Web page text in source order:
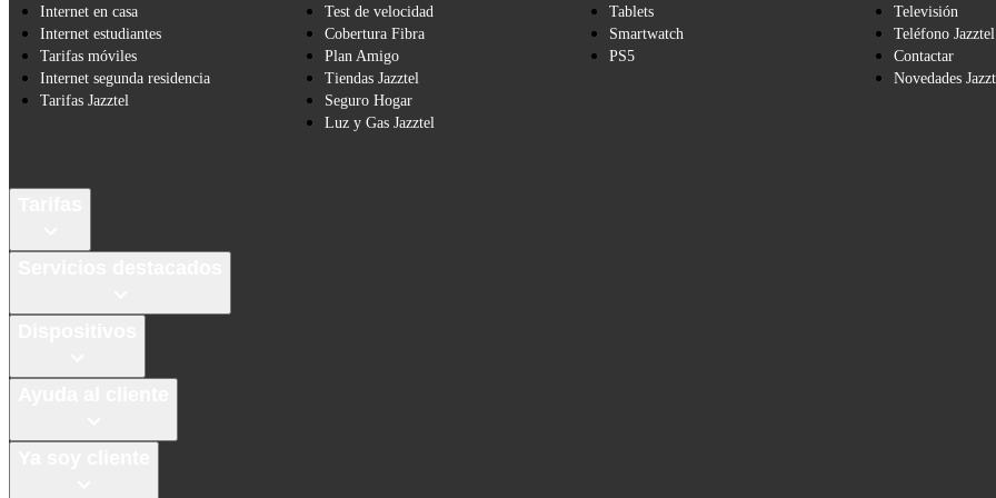
Internet en casa
Internet estudiantes
Tarifas móviles
Internet segunda residencia
Tarifas Jazztel
Test de velocidad
Cobertura Fibra
Plan Amigo
Tiendas Jazztel
Seguro Hogar
Luz y Gas Jazztel
Tablets
Smartwatch
PS5
Televisión
Teléfono Jazztel
Contactar
Novedades